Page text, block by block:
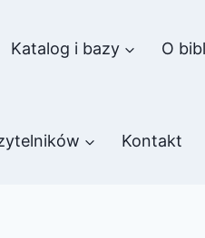
Katalog i bazy O
Kontakt